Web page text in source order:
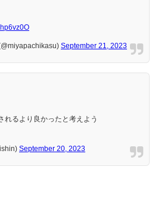
September 21, 2023
れるより良かったと考えよう
September 20, 2023